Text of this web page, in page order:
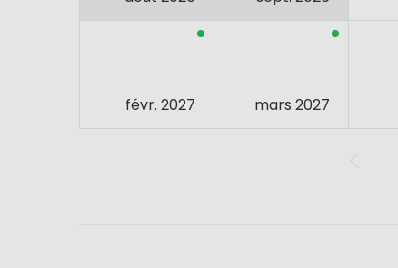
févr. 2027 mars 2027